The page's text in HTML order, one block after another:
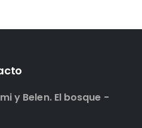
y Belen. El bosque -